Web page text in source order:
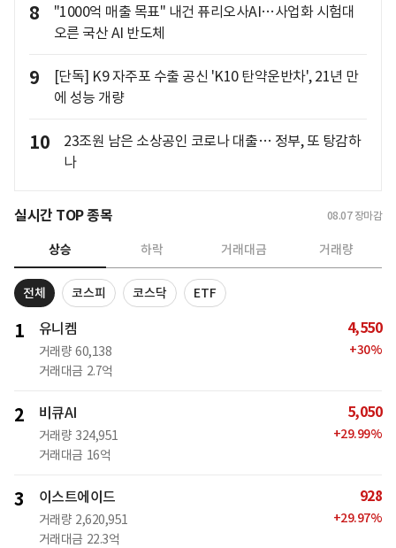
8
"1000억 매출 목표" 내건 퓨리오사AI…사업화 시험대
오른 국산 AI 반도체
9
[단독] K9 자주포 수출 공신 'K10 탄약운반차', 21년 만
에 성능 개량
10
23조원 남은 소상공인 코로나 대출… 정부, 또 탕감하
나
실시간 TOP 종목 08.07 장마감
상승 하락 거래대금 거래량
전체 코스피 코스닥 ETF
1 유니켐
거래량 60,138
거래대금 2.7억
4,550
+30%
2 비큐AI
거래량 324,951
거래대금 16억
5,050
+29.99%
3 이스트에이드
거래량 2,620,951
거래대금 22.3억
928
+29.97%